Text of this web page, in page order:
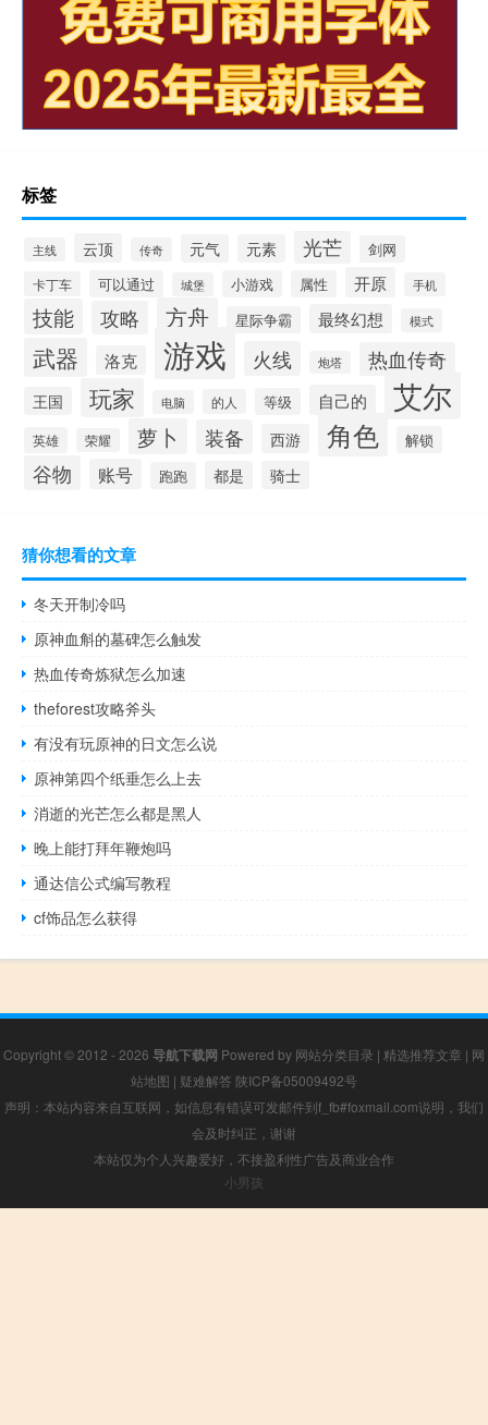
标签
主线 云顶 传奇 元气 元素 光芒 剑网
卡丁车 可以通过 城堡 小游戏 属性 开原 手机
技能 攻略 方舟 星际争霸 最终幻想 模式
武器 洛克 游戏 火线 炮塔 热血传奇
王国 玩家 电脑 的人 等级 自己的 艾尔
英雄 荣耀 萝卜 装备 西游 角色 解锁
谷物 账号 跑跑 都是 骑士
猜你想看的文章
冬天开制冷吗
原神血斛的墓碑怎么触发
热血传奇炼狱怎么加速
theforest攻略斧头
有没有玩原神的日文怎么说
原神第四个纸垂怎么上去
消逝的光芒怎么都是黑人
晚上能打拜年鞭炮吗
通达信公式编写教程
cf饰品怎么获得
Copyright © 2012 - 2026 导航下载网 Powered by 网站分类目录 | 精选推荐文章 | 网
站地图 | 疑难解答 陕ICP备05009492号
声明：本站内容来自互联网，如信息有错误可发邮件到f_fb#foxmail.com说明，我们
会及时纠正，谢谢
本站仅为个人兴趣爱好，不接盈利性广告及商业合作
小男孩